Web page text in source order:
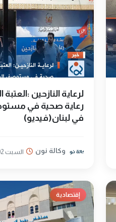
لرعاية النازحين
رعاية صحية في
في لبنان(فيديو)
وكالة نون السبت 02 تشرين الثاني 2024
إقتصادية